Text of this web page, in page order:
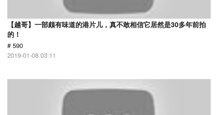
【越哥】一部颇有味道的港片儿，真不敢相信它居然是30多年前拍
的！
# 590
2019-01-08 03:11